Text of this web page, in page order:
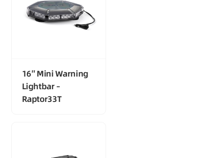
16″ Mini Warning
Lightbar –
Raptor33T